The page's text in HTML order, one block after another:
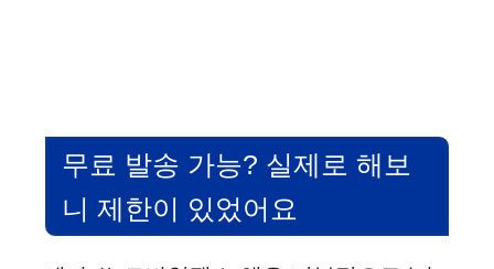
무료 발송 가능? 실제로 해보
니 제한이 있었어요